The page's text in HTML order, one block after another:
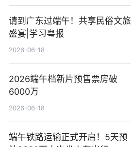
请到广东过端午！共享民俗文旅
盛宴|学习粤报
2026-06-18
2026端午档新片预售票房破
6000万
2026-06-18
端午铁路运输正式开启！5天预